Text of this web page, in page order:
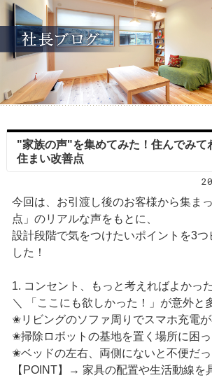
"家族の声"を集めてみた！住んでみて
住まい改善点
今回は、お引渡し後のお客様から集ま
点」のリアルな声をもとに、
設計段階で気をつけたいポイントを3つ
した！
1. コンセント、もっと考えればよかった
＼ 「ここにも欲しかった！」が意外と
✬リビングのソファ周りでスマホ充電
✬掃除ロボットの基地を置く場所に困っ
✬ベッドの左右、両側にないと不便だっ
【POINT】→ 家具の配置や生活動線を